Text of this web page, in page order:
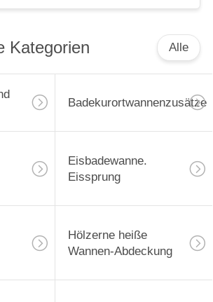
Kategorien Alle
Badekurortwannenzusätze
Eisbadewanne.
Eissprung
Hölzerne heiße
Wannen-Abdeckung